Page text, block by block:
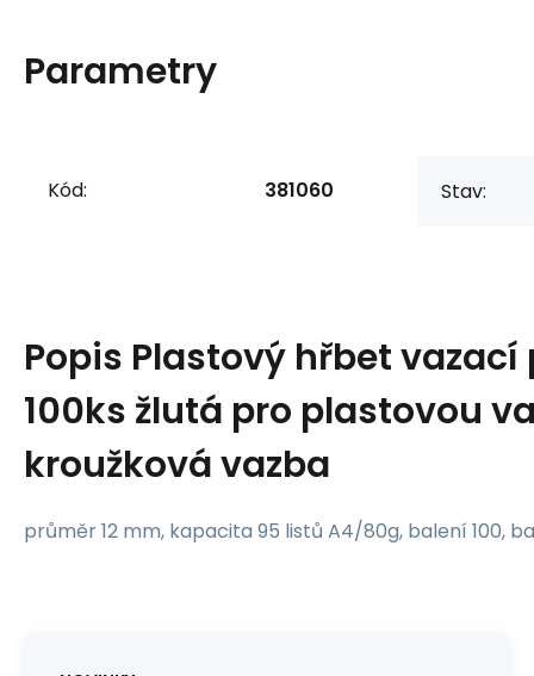
Parametry
Kód: 381060 Stav:
Popis Plastový hřbet vazací
100ks žlutá pro plastovou
kroužková vazba
průměr 12 mm, kapacita 95 listů A4/80g, balení 100,